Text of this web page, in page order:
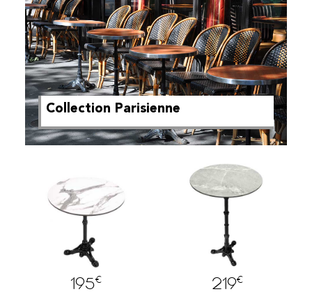
Collection Parisienne